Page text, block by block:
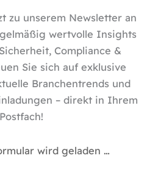
i
n
zu unserem Newsletter an
wertvolle Insights
Compliance &
Sie sich auf exklusive
Branchentrends und
– direkt in Ihrem
Postfach!
wird geladen …